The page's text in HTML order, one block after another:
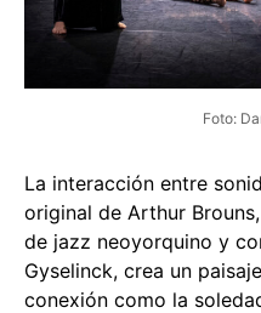
Foto:
La interacción entre
original de Arthur
de jazz neoyorquino y
Gyselinck, crea un
conexión como la